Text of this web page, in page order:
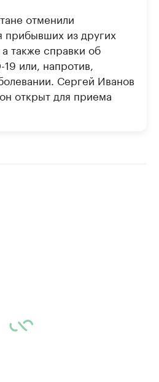
отменили
прибывших из других
также справки об
19 или, напротив,
Сергей Иванов
открыт для приема